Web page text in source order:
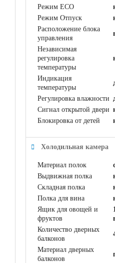
Режим ECO
Режим Отпуск
Расположение блока
управления
Независимая
регулировка
температуры
Индикация
температуры
Регулировка влажности
Сигнал открытой двери
Блокировка от детей
Холодильная камера
Материал полок
Выдвижная полка
Складная полка
Полка для вина
Ящик для овощей и
фруктов
Количество дверных
балконов
Материал дверных
балконов